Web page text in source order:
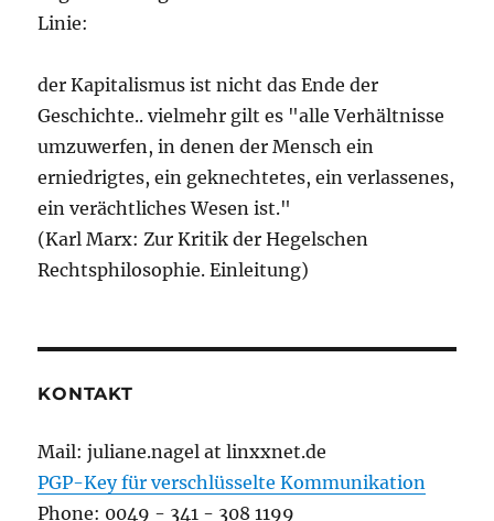
Linie:
der Kapitalismus ist nicht das Ende der
Geschichte.. vielmehr gilt es "alle Verhältnisse
umzuwerfen, in denen der Mensch ein
erniedrigtes, ein geknechtetes, ein verlassenes,
ein verächtliches Wesen ist."
(Karl Marx: Zur Kritik der Hegelschen
Rechtsphilosophie. Einleitung)
KONTAKT
Mail: juliane.nagel at linxxnet.de
PGP-Key für verschlüsselte Kommunikation
Phone: 0049 - 341 - 308 1199